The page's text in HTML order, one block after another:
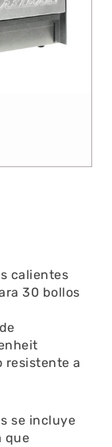
calientes
30 bollos
resistente a
se incluye
que